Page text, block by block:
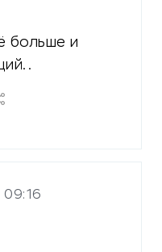
больше и
09:16